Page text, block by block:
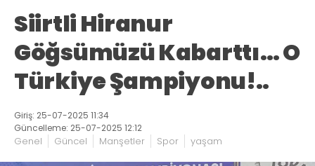
Siirtli Hiranur
Göğsümüzü Kabarttı… O
Türkiye Şampiyonu!..
Giriş: 25-07-2025 11:34
Güncelleme: 25-07-2025 12:12
Genel Güncel Manşetler Spor yaşam